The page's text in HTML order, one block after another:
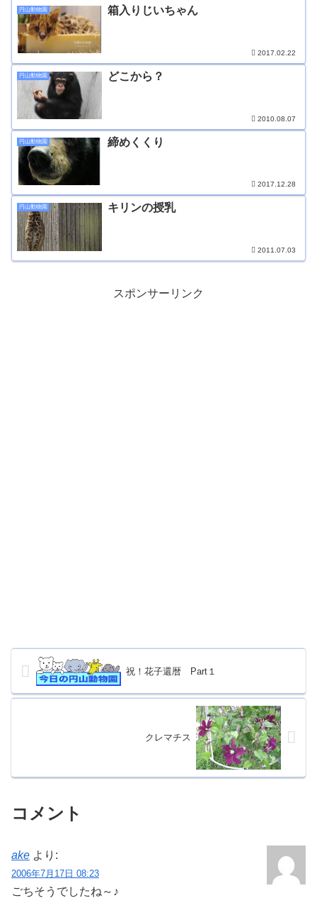
円山動物園 箱入りじいちゃん
2017.02.22
円山動物園 どこから？
2010.08.07
円山動物園 締めくくり
2017.12.28
円山動物園 キリンの授乳
2011.07.03
スポンサーリンク
祝！花子還暦 Part１
クレマチス
コメント
ake より:
2006年7月17日 08:23
ごちそうでしたね～♪